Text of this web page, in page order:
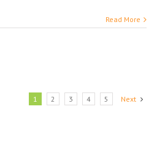
Read More
1 2 3 4 5 Next